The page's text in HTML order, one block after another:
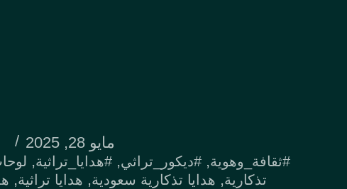
مايو 28, 2025
#ثقافة_وهوية,#ديكور_تراثي,#هدايا_تراثية,
تذكارية, هدايا تذكارية سعودية, هدايا تراثية,